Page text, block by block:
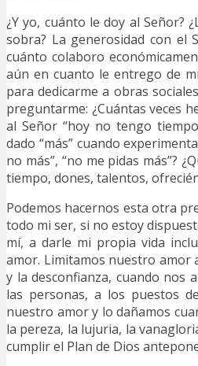
¿Y yo, cuánto le doy al Señor?
sobra? La generosidad con el
cuánto colaboro
aún en cuanto le entrego de
para dedicarme a obras
preguntarme: ¿Cuántas veces
al Señor “hoy no tengo
dado “más” cuando
no más”, “no me pidas más”?
tiempo, dones, talentos,
Podemos hacernos esta otra
todo mi ser, si no estoy
mí, a darle mi propia vida
amor. Limitamos nuestro amor
y la desconfianza, cuando nos
las personas, a los puestos
nuestro amor y lo dañamos
la pereza, la lujuria, la
cumplir el Plan de Dios